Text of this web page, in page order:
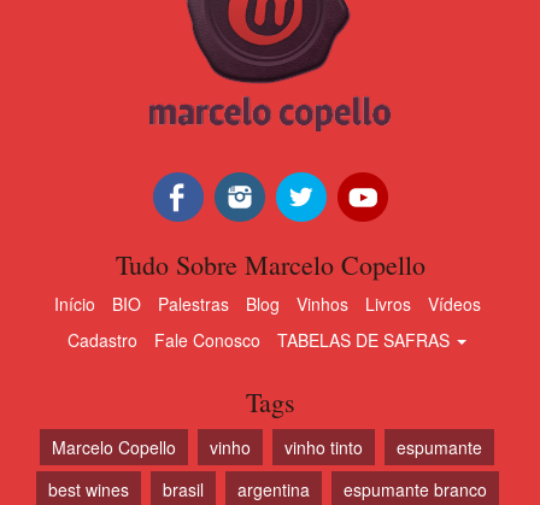
Tudo Sobre Marcelo Copello
Início BIO Palestras Blog Vinhos Livros
Vídeos
Cadastro
Fale Conosco TABELAS DE SAFRAS
Tags
Marcelo Copello vinho vinho tinto
espumante
best wines
brasil argentina
espumante branco